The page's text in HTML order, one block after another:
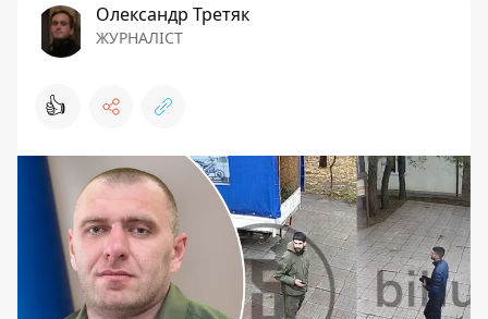
Олександр Третяк
ЖУРНАЛІСТ
👍